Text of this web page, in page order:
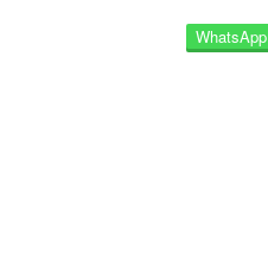
WhatsApp